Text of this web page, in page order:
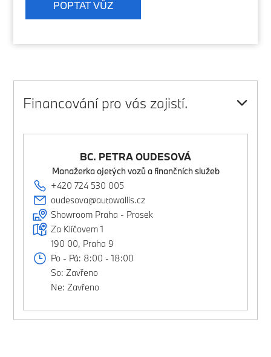
POPTAT VŮZ
Financování pro vás zajistí.
BC. PETRA OUDESOVÁ
Manažerka ojetých vozů a finančních služeb
+420 724 530 005
oudesova@autowallis.cz
Showroom Praha - Prosek
Za Klíčovem 1
190 00, Praha 9
Po - Pá: 8:00 - 18:00
So: Zavřeno
Ne: Zavřeno